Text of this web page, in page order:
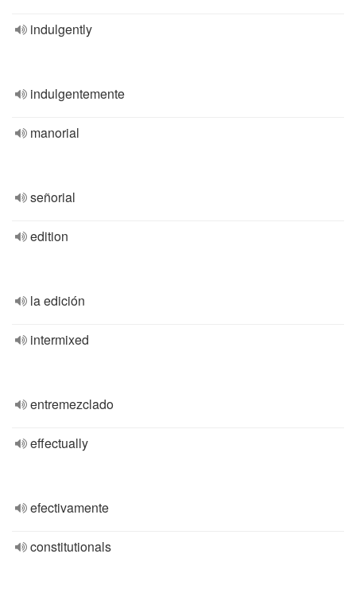
indulgently
indulgentemente
manorial
señorial
edition
la edición
intermixed
entremezclado
effectually
efectivamente
constitutionals